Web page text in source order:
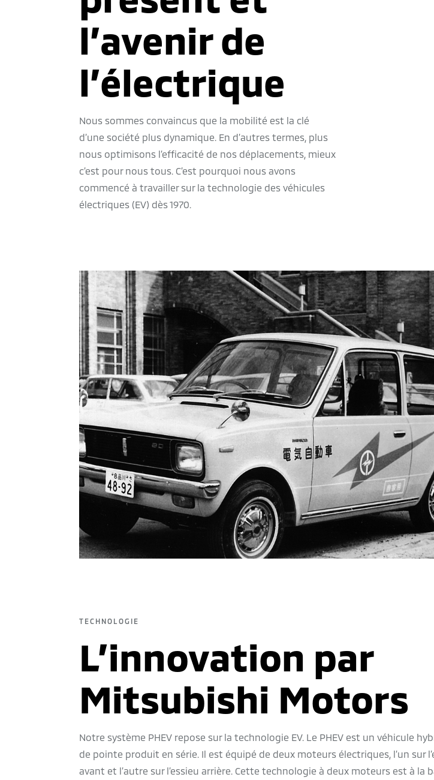
l’avenir de
l’électrique
Nous sommes convaincus que la mobilité est la clé
d’une société plus dynamique. En d’autres termes, plus
nous optimisons l’efficacité de nos déplacements, mieux
c’est pour nous tous. C’est pourquoi nous avons
commencé à travailler sur la technologie des véhicules
électriques (EV) dès 1970.
TECHNOLOGIE
L’innovation par
Mitsubishi Motors
Notre système PHEV repose sur la technologie EV. Le PHEV est un véhicule
de pointe produit en série. Il est équipé de deux moteurs électriques, l’un sur
avant et l’autre sur l’essieu arrière. Cette technologie à deux moteurs est à la